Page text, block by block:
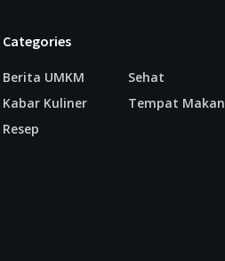
Categories
Berita UMKM
Kabar Kuliner
Resep
Sehat
Tempat Makan